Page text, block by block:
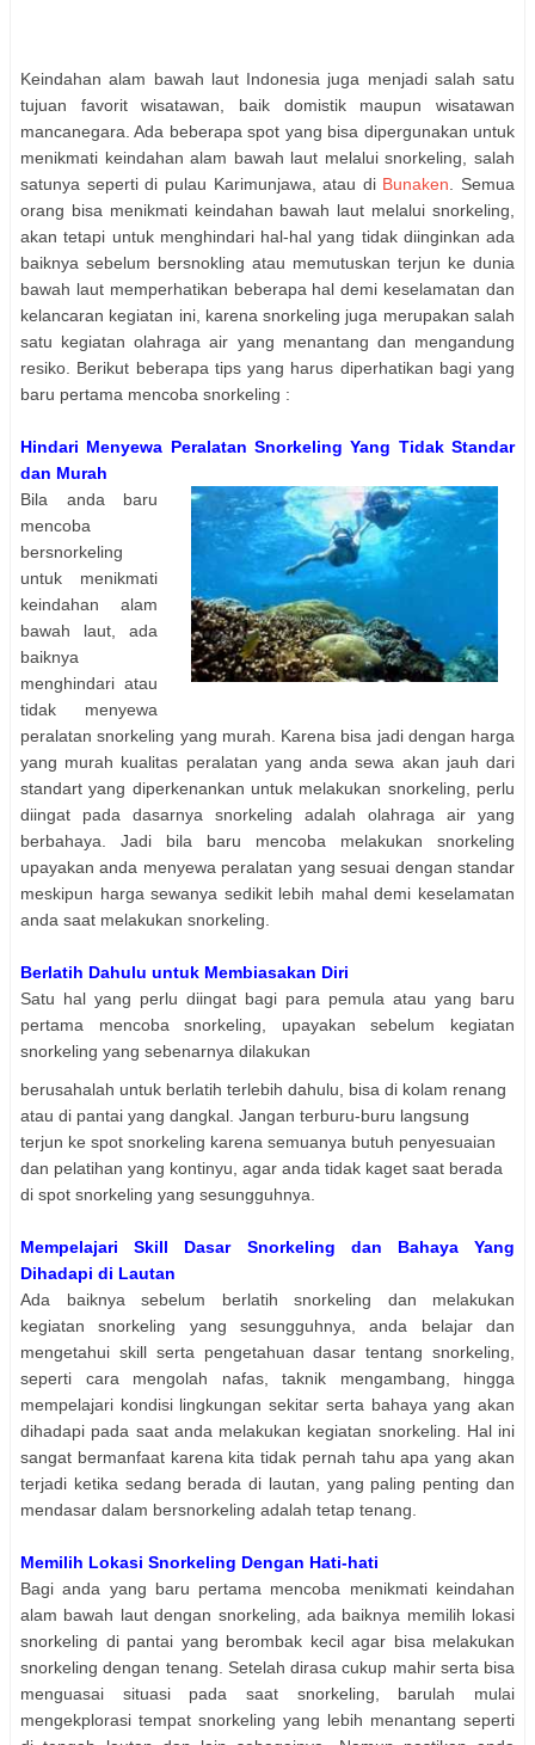
Keindahan alam bawah laut Indonesia juga menjadi salah satu
tujuan favorit wisatawan, baik domistik maupun wisatawan
mancanegara. Ada beberapa spot yang bisa dipergunakan untuk
menikmati keindahan alam bawah laut melalui snorkeling, salah
satunya seperti di pulau Karimunjawa, atau di Bunaken . Semua
orang bisa menikmati keindahan bawah laut melalui snorkeling,
akan tetapi untuk menghindari hal-hal yang tidak diinginkan ada
baiknya sebelum bersnokling atau memutuskan terjun ke dunia
bawah laut memperhatikan beberapa hal demi keselamatan dan
kelancaran kegiatan ini, karena snorkeling juga merupakan salah
satu kegiatan olahraga air yang menantang dan mengandung
resiko. Berikut beberapa tips yang harus diperhatikan bagi yang
baru pertama mencoba snorkeling :
Hindari Menyewa Peralatan Snorkeling Yang Tidak Standar
dan Murah
Bila anda baru
mencoba
bersnorkeling
untuk menikmati
keindahan alam
bawah laut, ada
baiknya
menghindari atau
tidak menyewa
peralatan snorkeling yang murah. Karena bisa jadi dengan harga
yang murah kualitas peralatan yang anda sewa akan jauh dari
standart yang diperkenankan untuk melakukan snorkeling, perlu
diingat pada dasarnya snorkeling adalah olahraga air yang
berbahaya. Jadi bila baru mencoba melakukan snorkeling
upayakan anda menyewa peralatan yang sesuai dengan standar
meskipun harga sewanya sedikit lebih mahal demi keselamatan
anda saat melakukan snorkeling.
Berlatih Dahulu untuk Membiasakan Diri
Satu hal yang perlu diingat bagi para pemula atau yang baru
pertama mencoba snorkeling, upayakan sebelum kegiatan
snorkeling yang sebenarnya dilakukan
berusahalah untuk berlatih terlebih dahulu, bisa di kolam renang
atau di pantai yang dangkal. Jangan terburu-buru langsung
terjun ke spot snorkeling karena semuanya butuh penyesuaian
dan pelatihan yang kontinyu, agar anda tidak kaget saat berada
di spot snorkeling yang sesungguhnya.
Mempelajari Skill Dasar Snorkeling dan Bahaya Yang
Dihadapi di Lautan
Ada baiknya sebelum berlatih snorkeling dan melakukan
kegiatan snorkeling yang sesungguhnya, anda belajar dan
mengetahui skill serta pengetahuan dasar tentang snorkeling,
seperti cara mengolah nafas, taknik mengambang, hingga
mempelajari kondisi lingkungan sekitar serta bahaya yang akan
dihadapi pada saat anda melakukan kegiatan snorkeling. Hal ini
sangat bermanfaat karena kita tidak pernah tahu apa yang akan
terjadi ketika sedang berada di lautan, yang paling penting dan
mendasar dalam bersnorkeling adalah tetap tenang.
Memilih Lokasi Snorkeling Dengan Hati-hati
Bagi anda yang baru pertama mencoba menikmati keindahan
alam bawah laut dengan snorkeling, ada baiknya memilih lokasi
snorkeling di pantai yang berombak kecil agar bisa melakukan
snorkeling dengan tenang. Setelah dirasa cukup mahir serta bisa
menguasai situasi pada saat snorkeling, barulah mulai
mengekplorasi tempat snorkeling yang lebih menantang seperti